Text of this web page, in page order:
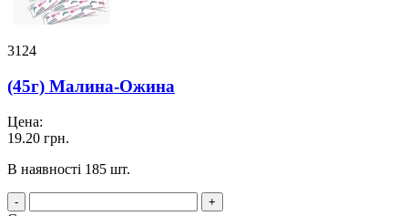
3124
(45г) Малина-Ожина
Цена:
19.20 грн.
В наявності 185 шт.
- +